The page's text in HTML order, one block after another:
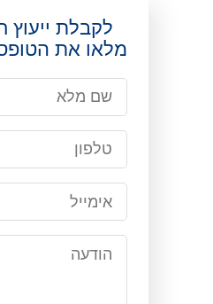
לקבלת ייעוץ
מלאו את